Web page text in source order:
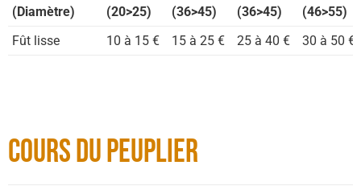
(Diamètre)
(20>25)
(36>45)
(36>45)
(46>55)
Fût lisse
10 à 15 € 15 à 25 € 25 à 40 € 30 à 50 €
Cours du Peuplier